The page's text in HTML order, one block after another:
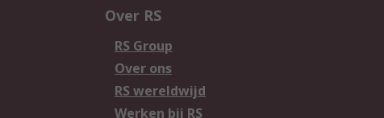
Over RS
RS Group
Over ons
RS wereldwijd
Werken bij RS